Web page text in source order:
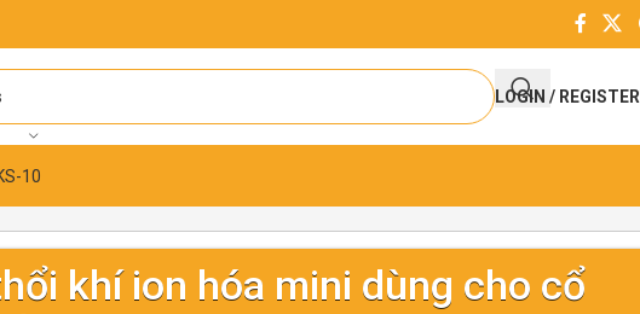
LOGIN / REGISTER
10
khí ion hóa mini dùng cho cổ